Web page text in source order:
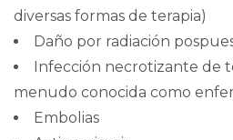
diversas formas de terapia)
Daño por radiación
Infección necrotizante de
menudo conocida como
Embolias